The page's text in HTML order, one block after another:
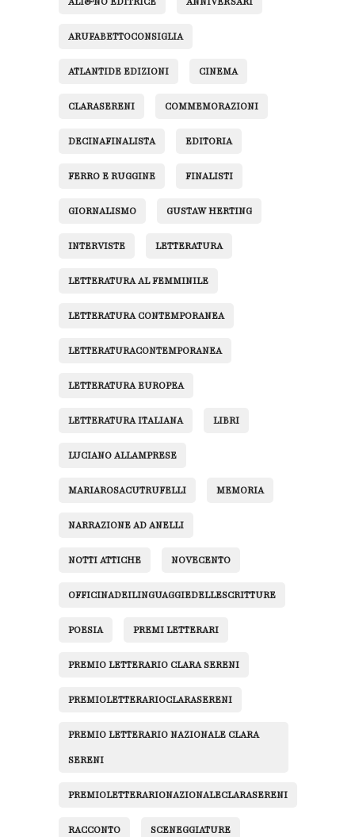
ARUFABETTOCONSIGLIA
ATLANTIDE EDIZIONI CINEMA
CLARASERENI COMMEMORAZIONI
DECINAFINALISTA EDITORIA
FERRO E RUGGINE FINALISTI
GIORNALISMO GUSTAW HERTING
INTERVISTE LETTERATURA
LETTERATURA AL FEMMINILE
LETTERATURA CONTEMPORANEA
LETTERATURACONTEMPORANEA
LETTERATURA EUROPEA
LETTERATURA ITALIANA LIBRI
LUCIANO ALLAMPRESE
MARIAROSACUTRUFELLI MEMORIA
NARRAZIONE AD ANELLI
NOTTI ATTICHE NOVECENTO
OFFICINADEILINGUAGGIEDELLESCRITTURE
POESIA PREMI LETTERARI
PREMIO LETTERARIO CLARA SERENI
PREMIOLETTERARIOCLARASERENI
PREMIO LETTERARIO NAZIONALE CLARA
SERENI
PREMIOLETTERARIONAZIONALECLARASERENI
RACCONTO SCENEGGIATURE